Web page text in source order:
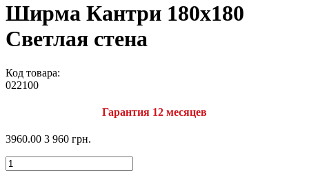
Ширма Кантри 180х180
Светлая стена
Код товара:
022100
Гарантия 12 месяцев
3960.00 3 960 грн.